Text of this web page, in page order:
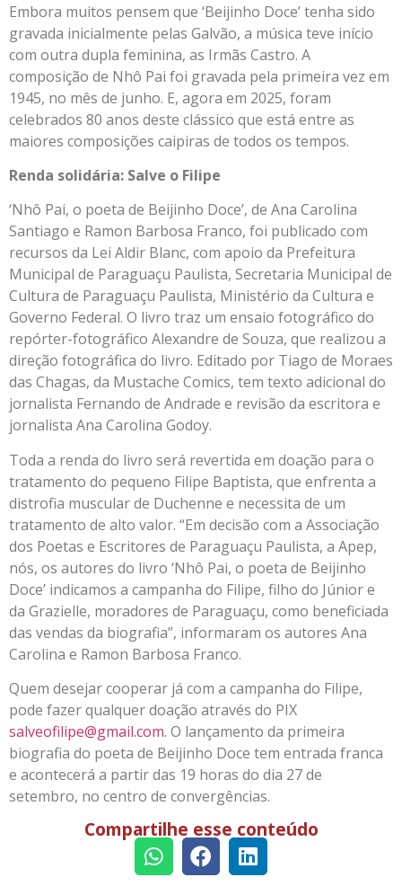
Embora muitos pensem que ‘Beijinho Doce’ tenha sido
gravada inicialmente pelas Galvão, a música teve início
com outra dupla feminina, as Irmãs Castro. A
composição de Nhô Pai foi gravada pela primeira vez em
1945, no mês de junho. E, agora em 2025, foram
celebrados 80 anos deste clássico que está entre as
maiores composições caipiras de todos os tempos.
Renda solidária: Salve o Filipe
‘Nhô Pai, o poeta de Beijinho Doce’, de Ana Carolina
Santiago e Ramon Barbosa Franco, foi publicado com
recursos da Lei Aldir Blanc, com apoio da Prefeitura
Municipal de Paraguaçu Paulista, Secretaria Municipal de
Cultura de Paraguaçu Paulista, Ministério da Cultura e
Governo Federal. O livro traz um ensaio fotográfico do
repórter-fotográfico Alexandre de Souza, que realizou a
direção fotográfica do livro. Editado por Tiago de Moraes
das Chagas, da Mustache Comics, tem texto adicional do
jornalista Fernando de Andrade e revisão da escritora e
jornalista Ana Carolina Godoy.
Toda a renda do livro será revertida em doação para o
tratamento do pequeno Filipe Baptista, que enfrenta a
distrofia muscular de Duchenne e necessita de um
tratamento de alto valor. “Em decisão com a Associação
dos Poetas e Escritores de Paraguaçu Paulista, a Apep,
nós, os autores do livro ‘Nhô Pai, o poeta de Beijinho
Doce’ indicamos a campanha do Filipe, filho do Júnior e
da Grazielle, moradores de Paraguaçu, como beneficiada
das vendas da biografia”, informaram os autores Ana
Carolina e Ramon Barbosa Franco.
Quem desejar cooperar já com a campanha do Filipe,
pode fazer qualquer doação através do PIX
salveofilipe@gmail.com. O lançamento da primeira
biografia do poeta de Beijinho Doce tem entrada franca
e acontecerá a partir das 19 horas do dia 27 de
setembro, no centro de convergências.
Compartilhe esse conteúdo